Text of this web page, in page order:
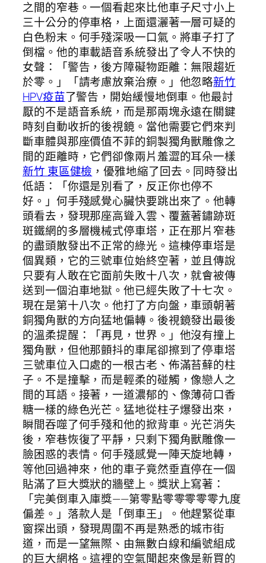
之間的窄巷。一個看起來比他車子尺寸小上
三十公分的停車格，上面還灑著一層可疑的
白色粉末。何手殘深吸一口氣。將車子打了
倒檔。他的車載語音系統發出了令人不快的
女聲：「警告，後方障礙物距離：無限趨近
於零。」「請考慮放棄治療。」他忽略新竹
HPV疫苗了警告，開始緩慢地倒車。他最討
厭的不是語音系統，而是那兩塊永遠在關鍵
時刻自動收折的後視鏡。當他需要它們來判
斷車體與那座價值不菲的銅製獨角獸雕像之
間的距離時，它們卻像兩片羞澀的耳朵一樣
新竹 東區健檢 ，優雅地縮了回去。同時發出
低語：「你還是別看了，反正你也停不
好。」何手殘感覺心臟快要跳出來了。他轉
頭看去，發現那座高聳入雲、覆蓋著鏽跡斑
斑鐵網的多層機械式停車塔，正在那片窄巷
的盡頭散發出不正常的綠光。這棟停車塔是
個異類，它的三號車位始終空著，並且傳說
只要有人敢在它面前失敗十八次，就會被傳
送到一個泊車地獄。他已經失敗了十七次。
現在是第十八次。他打了方向盤，車頭朝著
銅獨角獸的方向猛地偏轉。後視鏡發出最後
的溫柔提醒：「再見，世界。」他沒有撞上
獨角獸，但他那顫抖的車尾卻擦到了停車塔
三號車位入口處的一根古老、佈滿苔蘚的柱
子。不是撞擊，而是輕柔的碰觸，像戀人之
間的耳語。接著，一道濃郁的、像薄荷口香
糖一樣的綠色光芒。猛地從柱子爆發出來，
瞬間吞噬了何手殘和他的掀背車。光芒消失
後，窄巷恢復了平靜，只剩下獨角獸雕像一
臉困惑的表情。何手殘感覺一陣天旋地轉，
等他回過神來，他的車子竟然垂直停在一個
貼滿了巨大獎狀的牆壁上。獎狀上寫著：
「完美倒車入庫獎——第零點零零零零零九度
偏差。」落款人是「倒車王」。他趕緊從車
窗探出頭，發現周圍不再是熟悉的城市街
道，而是一望無際、由無數白線和編號組成
的巨大網格。這裡的空氣聞起來像是新買的